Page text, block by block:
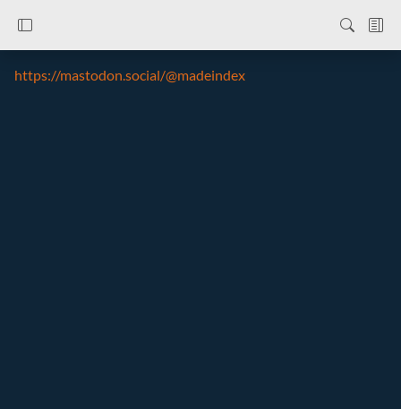
https://mastodon.social/@madeindex